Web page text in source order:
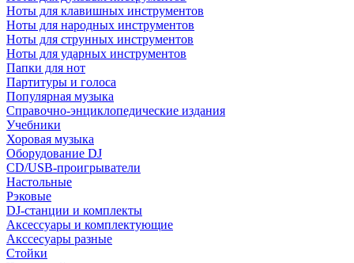
Ноты для клавишных инструментов
Ноты для народных инструментов
Ноты для струнных инструментов
Ноты для ударных инструментов
Папки для нот
Партитуры и голоса
Популярная музыка
Справочно-энциклопедические издания
Учебники
Хоровая музыка
Оборудование DJ
CD/USB-проигрыватели
Настольные
Рэковые
DJ-станции и комплекты
Аксессуары и комплектующие
Акссесуары разные
Стойки